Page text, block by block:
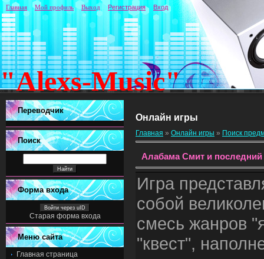
"Alexs-Music"
Главная Мой профиль Выход Регистрация Вход
Переводчик
Поиск
Форма входа
Войти через uID
Старая форма входа
Меню сайта
Главная страница
Онлайн игры
Главная » Онлайн игры » Поиск
Алабама Смит и
Игра
собой
смесь жанров
"квест",